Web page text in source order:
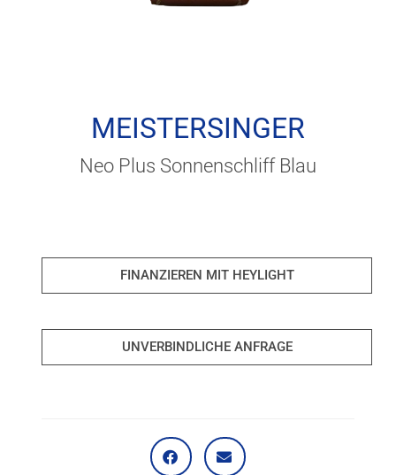
MEISTERSINGER
Neo Plus Sonnenschliff Blau
FINANZIEREN MIT HEYLIGHT
UNVERBINDLICHE ANFRAGE